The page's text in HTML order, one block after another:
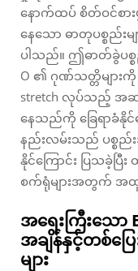
နောက်ထပ် စိတ်ဝင်စာ
နေသော ဓာတုပစ္စည်း
ပါသည်။ ဤဓာတ်ခွဲပစ္
O ၏ ဂုဏ်သတ္တိမျာ
stretch လုပ်သည့် အဆ
နေသည်ကို ခြေရာခံနို
နည်းလမ်းသည် ပစ္စည်း
နိုင်ကြောင်း ပြသခဲ့ပ
စက်ရုံများအတွက် အထူ
အရေးကြီးသော
အချိန်နှင့်တစ်ပြေ
များ